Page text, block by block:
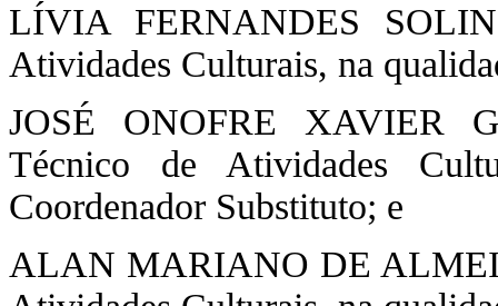
LÍVIA FERNANDES
Atividades Culturais, na
JOSÉ ONOFRE XAVIER
Técnico de Atividades
Coordenador Substituto; e
ALAN MARIANO DE